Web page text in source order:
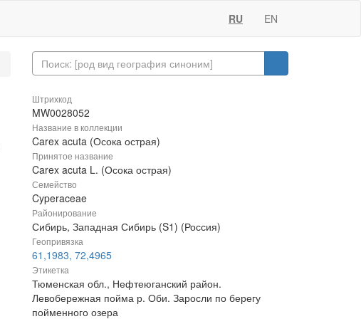
RU EN
Штрихкод
MW0028052
Название в коллекции
Carex acuta (Осока острая)
Принятое название
Carex acuta L. (Осока острая)
Семейство
Cyperaceae
Районирование
Сибирь, Западная Сибирь (S1) (Россия)
Геопривязка
61,1983, 72,4965
Этикетка
Тюменская обл., Нефтеюганский район.
Левобережная пойма р. Оби. Заросли по берегу
пойменного озера